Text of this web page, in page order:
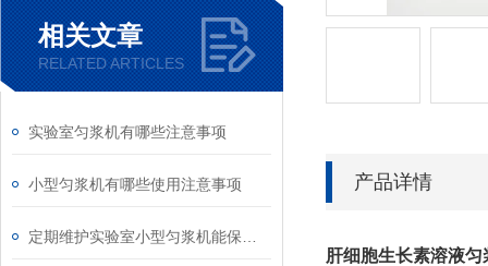
相关文章
RELATED ARTICLES
实验室匀浆机有哪些注意事项
小型匀浆机有哪些使用注意事项 产品详情
肝细胞生长素溶液匀